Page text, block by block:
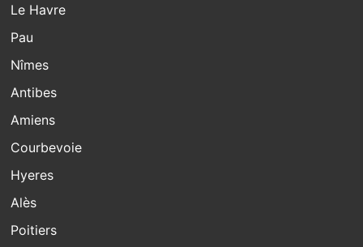
Le Havre
Pau
Nîmes
Antibes
Amiens
Courbevoie
Hyeres
Alès
Poitiers